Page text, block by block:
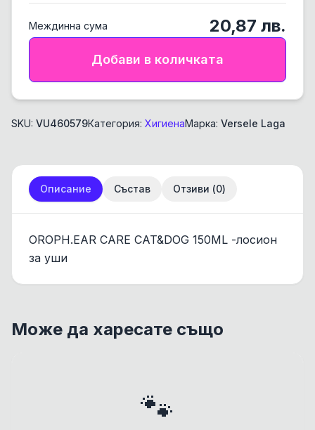
Междинна сума 20,87 лв.
Добави в количката
SKU: VU460579Категория: ХигиенаМарка: Versele Laga
Описание Състав Отзиви (0)
OROPH.EAR CARE CAT&DOG 150ML -лосион
за уши
Може да харесате също
🐾